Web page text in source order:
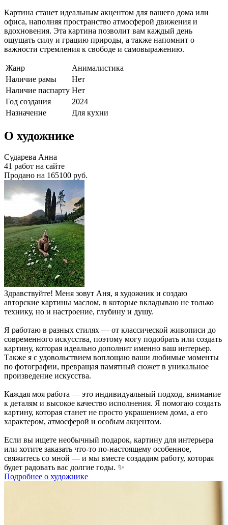
Картина станет идеальным акцентом для вашего дома или
офиса, наполняя пространство атмосферой движения и
вдохновения. Эта картина позволит вам каждый день
ощущать силу и грацию природы, а также напомнит о
важности стремления к свободе и самовыражению.
Жанр
Анималистика
Наличие рамы
Нет
Наличие паспарту Нет
Год создания
2024
Назначение
Для кухни
О художнике
Сударева Анна
41 работ на сайте
Продано на 165100 руб.
Здравствуйте! Меня зовут Аня, я художник и создаю
авторские картины маслом, в которые вкладываю не только
технику, но и настроение, глубину и душу.
Я работаю в разных стилях — от классической живописи до
современного искусства, поэтому могу подобрать или создать
картину, которая идеально дополнит именно ваш интерьер.
Также я с удовольствием воплощаю ваши любимые моменты
по фотографии, превращая памятный сюжет в уникальное
произведение искусства.
Каждая моя работа — это индивидуальный подход, внимание
к деталям и высокое качество исполнения. Я помогаю создать
картину, которая станет не просто украшением дома, а его
характером, атмосферой и особым акцентом.
Если вы ищете необычный подарок, картину для интерьера
или хотите заказать что-то по-настоящему особенное,
свяжитесь со мной — и мы вместе создадим работу, которая
будет радовать вас долгие годы. ✨
Подробнее о художнике